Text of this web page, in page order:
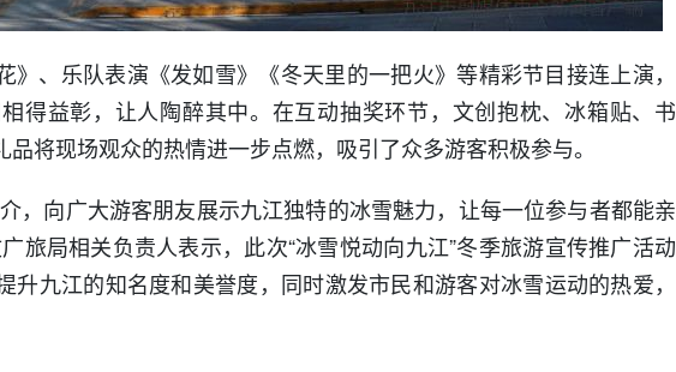
》、乐队表演《发如雪》《冬天里的一把火》等精彩节目接连上演，
得益彰，让人陶醉其中。在互动抽奖环节，文创抱枕、冰箱贴、书
将现场观众的热情进一步点燃，吸引了众多游客积极参与。
，向广大游客朋友展示九江独特的冰雪魅力，让每一位参与者都能亲
旅局相关负责人表示，此次“冰雪悦动向九江”冬季旅游宣传推广活动
九江的知名度和美誉度，同时激发市民和游客对冰雪运动的热爱，